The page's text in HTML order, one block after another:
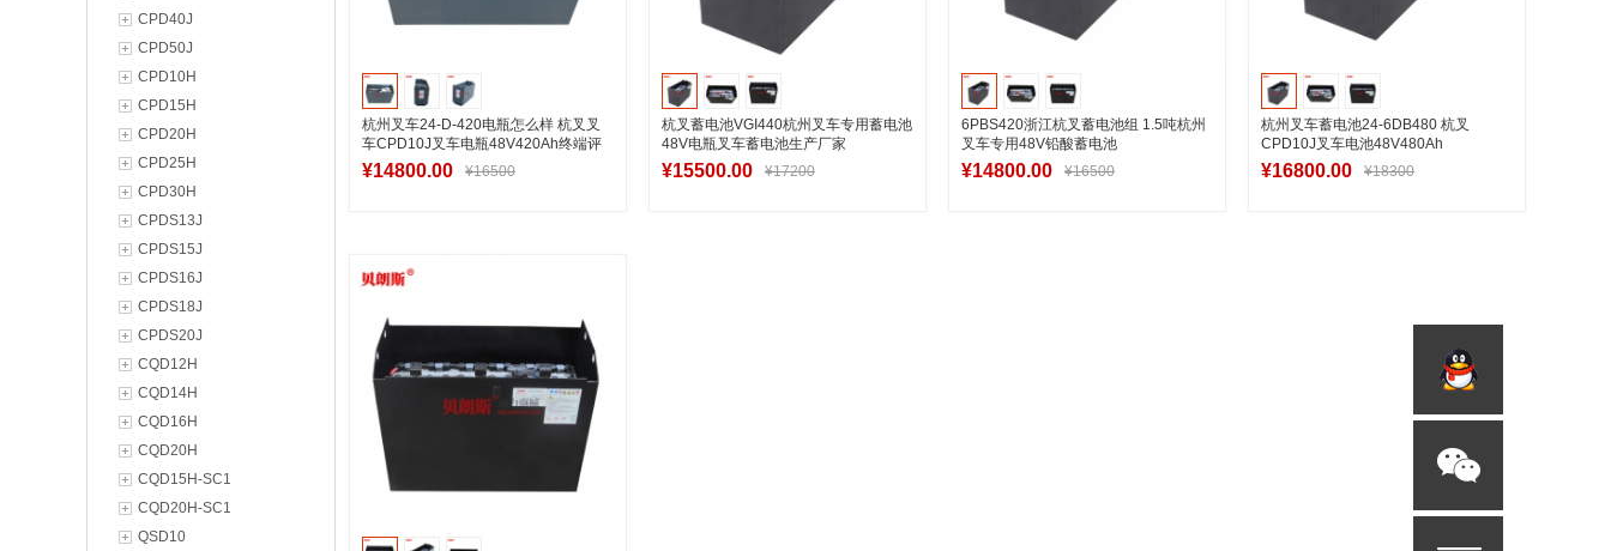
CPD40J
CPD50J
CPD10H
CPD15H
CPD20H
CPD25H
CPD30H
CPDS13J
CPDS15J
CPDS16J
CPDS18J
CPDS20J
CQD12H
CQD14H
CQD16H
CQD20H
CQD15H-SC1
CQD20H-SC1
QSD10
杭州叉车24-D-420电瓶怎么样 杭叉叉
车CPD10J叉车电瓶48V420Ah终端评
测
¥14800.00 ¥16500
杭叉蓄电池VGI440杭州叉车专用蓄电池
48V电瓶叉车蓄电池生产厂家
¥15500.00 ¥17200
6PBS420浙江杭叉蓄电池组 1.5吨杭州
叉车专用48V铅酸蓄电池
¥14800.00 ¥16500
杭州叉车蓄电池24-6DB480 杭叉
CPD10J叉车电池48V480Ah
¥16800.00 ¥18300